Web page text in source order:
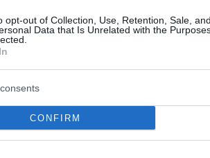
opt-out of Collection, Use, Retention, Sale,
Data that Is Unrelated with the
CONFIRM
comment.